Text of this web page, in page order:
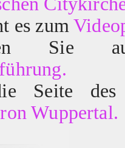
es zum
Seite des
Wuppertal.